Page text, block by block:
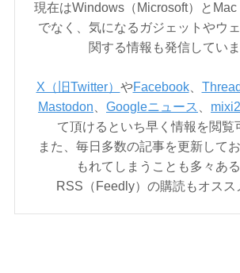
現在はWindows（Microsoft）と
でなく、気になるガジェットやウ
関する情報も発信していま
X（旧Twitter） やFacebook、
Mastodon
Googleニュース mixi2
て頂けるといち早く情報を閲覧
また、毎日多数の記事を更新して
もれてしまうことも多々ある
RSS（Feedly）の購読もオスス